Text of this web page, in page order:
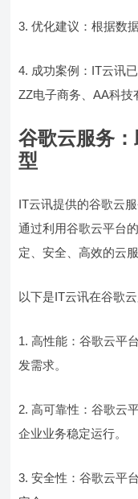
3. 优化建议：根据数
4. 成功案例：IT云讯
ZZ电子商务、AA科技
谷歌云服务
型
IT云讯提供的谷歌云
通过利用谷歌云平台
定、安全、高效的云服
以下是IT云讯在谷歌
1. 高性能：谷歌云平
发需求。
2. 高可靠性：谷歌云
企业业务稳定运行。
3. 安全性：谷歌云平